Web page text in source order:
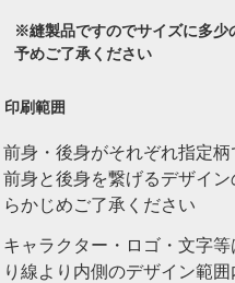
※縫製品ですのでサイズに多少
予めご了承ください
印刷範囲
前身・後身がそれぞれ指定
前身と後身を繋げるデザイ
らかじめご了承ください
キャラクター・ロゴ・文字
り線より内側のデザイン範